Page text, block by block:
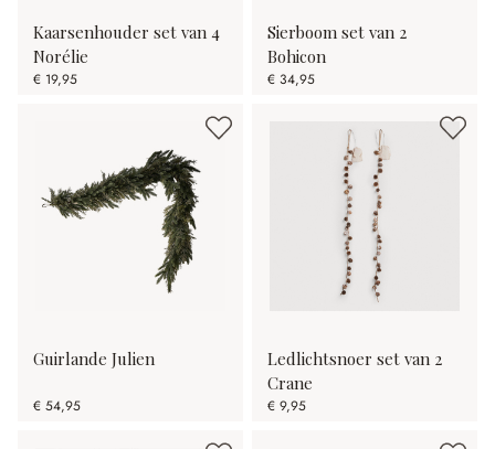
Kaarsenhouder set van 4
Norélie
€ 19,95
Sierboom set van 2
Bohicon
€ 34,95
Guirlande Julien
€ 54,95
Ledlichtsnoer set van 2
Crane
€ 9,95